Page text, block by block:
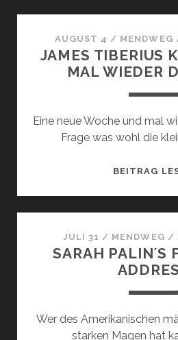
AUGUST 4 / MENDWEG
JAMES TIBERIUS
MAL WIEDER
Eine neue Woche und mal
Frage was wohl die
BEITRAG
JULI 31 / MENDWEG /
SARAH PALIN´S
Wer des Amerikanischen
starken Magen hat